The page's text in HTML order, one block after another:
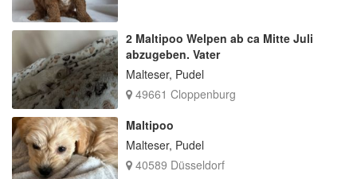
2 Maltipoo Welpen ab ca Mitte Juli
abzugeben. Vater
Malteser, Pudel
49661 Cloppenburg
Maltipoo
Malteser, Pudel
40589 Düsseldorf